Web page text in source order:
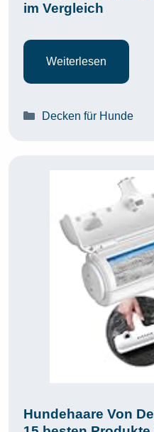
im Vergleich
Weiterlesen
Kategorien
Decken für Hunde
Hundehaare Von